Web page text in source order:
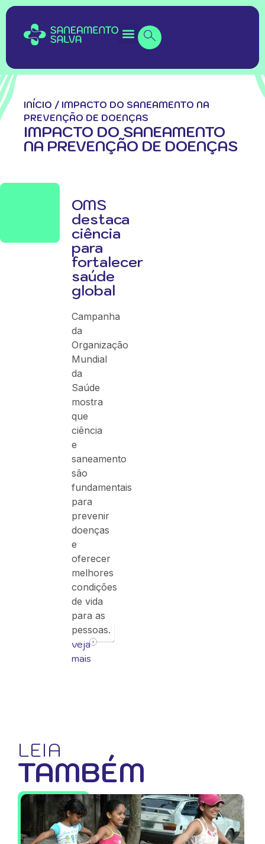
INÍCIO / IMPACTO DO SANEAMENTO NA
PREVENÇÃO DE DOENÇAS
IMPACTO DO SANEAMENTO
NA PREVENÇÃO DE DOENÇAS
OMS
destaca
ciência
para
fortalecer
saúde
global
Campanha
da
Organização
Mundial
da
Saúde
mostra
que
ciência
e
saneamento
são
fundamentais
para
prevenir
doenças
e
oferecer
melhores
condições
de vida
para as
pessoas.
veja
mais
LEIA
TAMBÉM